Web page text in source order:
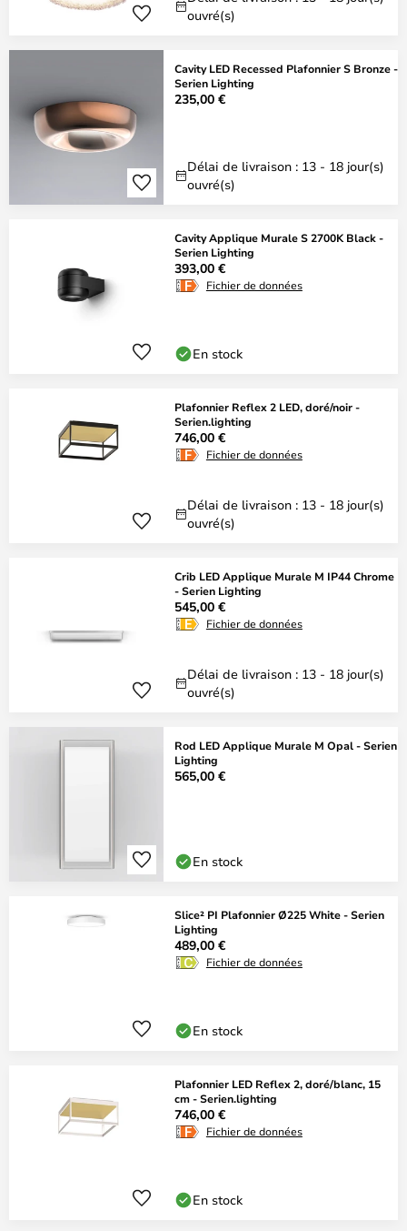
ouvré(s)
Cavity LED Recessed Plafonnier S Bronze -
Serien Lighting
235,00 €
Délai de livraison : 13 - 18 jour(s)
ouvré(s)
Cavity Applique Murale S 2700K Black -
Serien Lighting
393,00 €
Fichier de données
En stock
Plafonnier Reflex 2 LED, doré/noir -
Serien.lighting
746,00 €
Fichier de données
Délai de livraison : 13 - 18 jour(s)
ouvré(s)
Crib LED Applique Murale M IP44 Chrome
- Serien Lighting
545,00 €
Fichier de données
Délai de livraison : 13 - 18 jour(s)
ouvré(s)
Rod LED Applique Murale M Opal - Serien
Lighting
565,00 €
En stock
Slice² PI Plafonnier Ø225 White - Serien
Lighting
489,00 €
Fichier de données
En stock
Plafonnier LED Reflex 2, doré/blanc, 15
cm - Serien.lighting
746,00 €
Fichier de données
En stock